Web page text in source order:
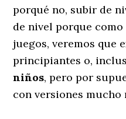
porqué no, subir de
de nivel porque
juegos, veremos que
principiantes o,
niños, pero por
con versiones mucho